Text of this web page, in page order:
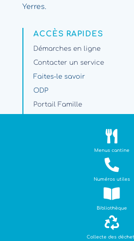
Yerres.
ACCÈS RAPIDES
Démarches en ligne
Contacter un service
Faites-le savoir
ODP
Portail Famille

Menus cantine

Numéros utiles

Bibliothèque

Collecte des